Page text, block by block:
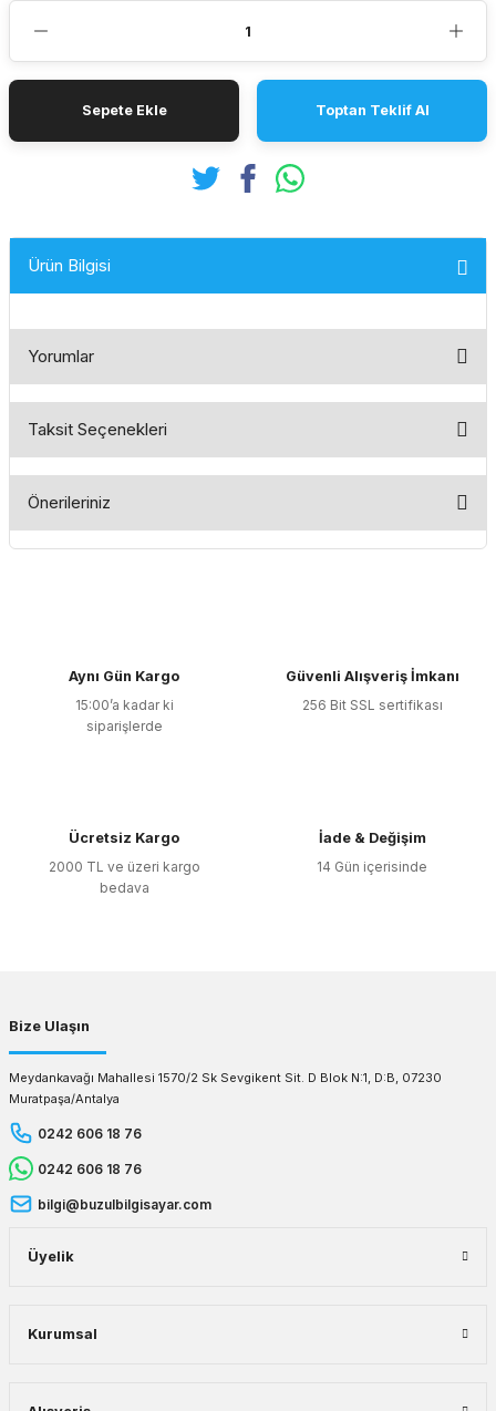
Sepete Ekle Toptan Teklif Al
Ürün Bilgisi
Yorumlar
Taksit Seçenekleri
Önerileriniz
Ürün resmi kalitesiz, bozuk veya görüntülenemiyor.
Ürün açıklamasında eksik bilgiler bulunuyor.
Ürün bilgilerinde hatalar bulunuyor.
Aynı Gün Kargo
15:00’a kadar ki
siparişlerde
Güvenli Alışveriş İmkanı
256 Bit SSL sertifikası
Ücretsiz Kargo
2000 TL ve üzeri kargo
bedava
İade & Değişim
14 Gün içerisinde
Bize Ulaşın
Meydankavağı Mahallesi 1570/2 Sk Sevgikent Sit. D Blok N:1, D:B, 07230
Muratpaşa/Antalya
0242 606 18 76
0242 606 18 76
bilgi@buzulbilgisayar.com
Üyelik
Kurumsal